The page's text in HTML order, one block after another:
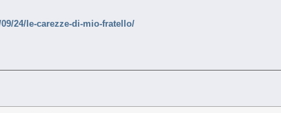
24/le-carezze-di-mio-fratello/